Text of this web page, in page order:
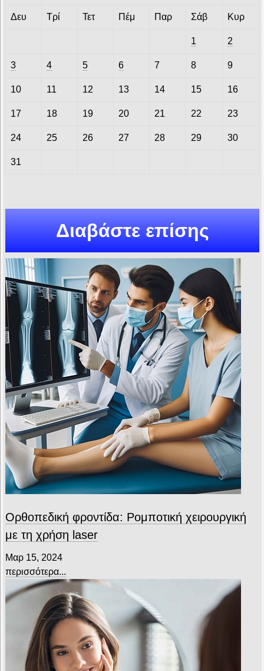
Δευ Τρί Τετ Πέμ Παρ Σάβ Κυρ
1 2
3 4 5 6 7 8 9
10 11 12 13 14 15 16
17 18 19 20 21 22 23
24 25 26 27 28 29 30
31
Διαβάστε επίσης
Ορθοπεδική φροντίδα: Ρομποτική χειρουργική
με τη χρήση laser
Μαρ 15, 2024
περισσότερα...